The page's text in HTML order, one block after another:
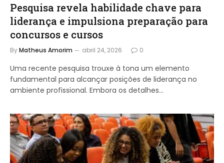
Pesquisa revela habilidade chave para
liderança e impulsiona preparação para
concursos e cursos
ByMatheus Amorim abril 24, 2026 0
Uma recente pesquisa trouxe à tona um elemento
fundamental para alcançar posições de liderança no
ambiente profissional. Embora os detalhes…